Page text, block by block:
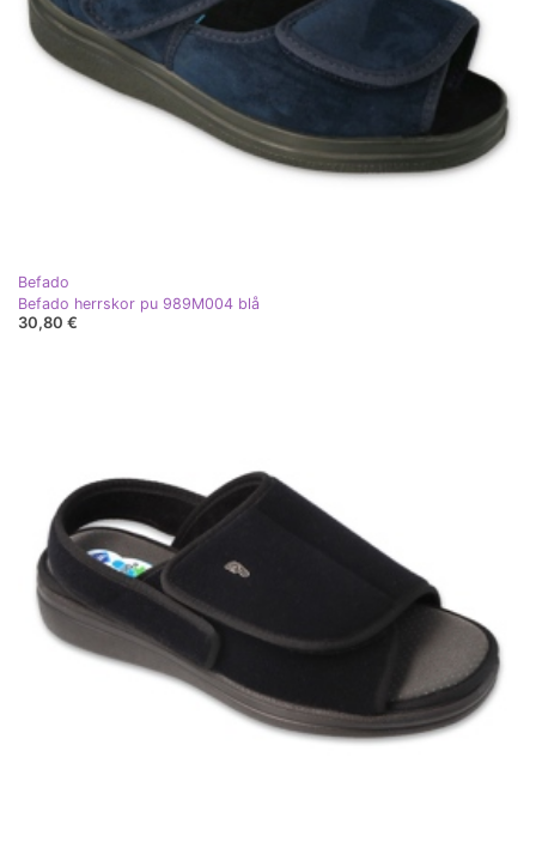
Befado
Befado herrskor pu 989M004 blå
30,80 €